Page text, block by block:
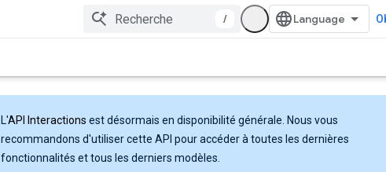
/
L'API Interactions est désormais en disponibilité générale. Nous vous
recommandons d'utiliser cette API pour accéder à toutes les dernières
fonctionnalités et tous les derniers modèles.